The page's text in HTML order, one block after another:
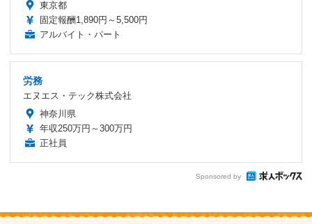
東京都
固定報酬1,890円～5,500円
アルバイト・パート
労務
エヌエス・テック株式会社
神奈川県
年収250万円～300万円
正社員
Sponsored by